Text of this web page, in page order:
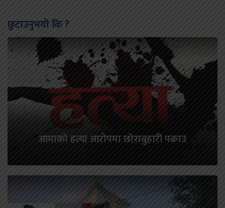
छुटाउनुभयो कि ?
आमाको हत्या आरोपमा छोराबुहारी पक्राउ